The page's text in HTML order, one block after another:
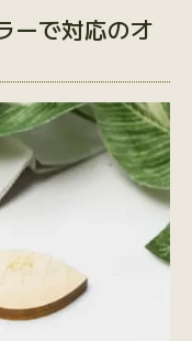
ーで対応のオ